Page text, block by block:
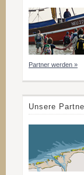
Partner werden »
Unsere